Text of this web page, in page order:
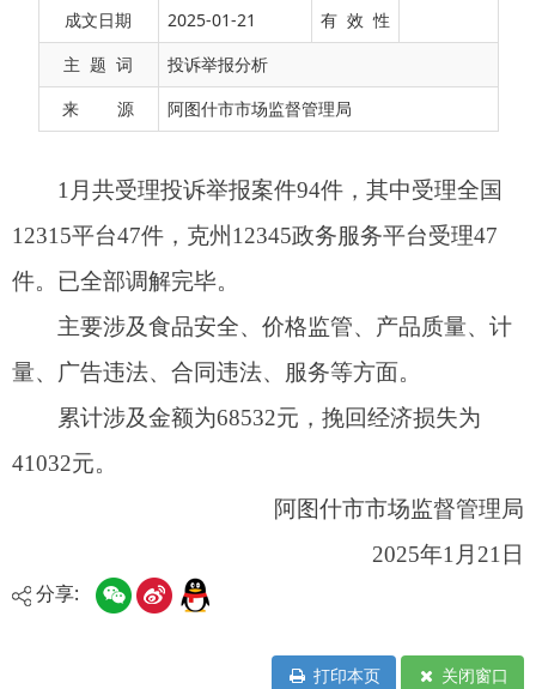
成文日期
2025-01-21
有 效 性
主 题 词
投诉举报分析
来 源
阿图什市市场监督管理局
12315平台47件，克州12345政务服务平台受理47
件。已全部调解完毕。
主要涉及食品安全、价格监管、产品质量、计
累计涉及金额为68532元，挽回经济损失为
阿图什市市场监督管理局
分享:
打印本页 关闭窗口